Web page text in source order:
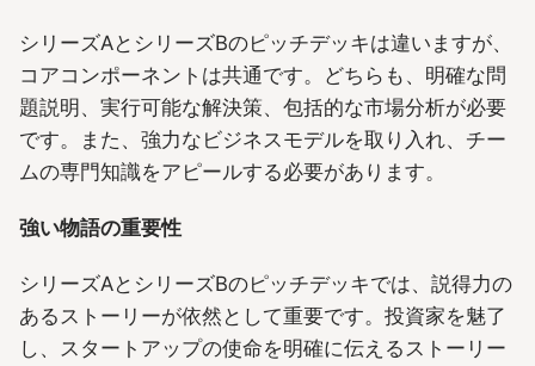
シリーズAとシリーズBのピッチデッキは違いますが、
コアコンポーネントは共通です。どちらも、明確な問
題説明、実行可能な解決策、包括的な市場分析が必要
です。また、強力なビジネスモデルを取り入れ、チー
ムの専門知識をアピールする必要があります。
強い物語の重要性
シリーズAとシリーズBのピッチデッキでは、説得力の
あるストーリーが依然として重要です。投資家を魅了
し、スタートアップの使命を明確に伝えるストーリー